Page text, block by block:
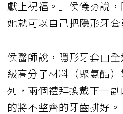
獻上祝福。」侯儀芬說，
她就可以自己把隱形牙套
侯醫師說，隱形牙套由
級高分子材料（聚氨酯
列，兩個禮拜換戴下一
的將不整齊的牙齒排好。